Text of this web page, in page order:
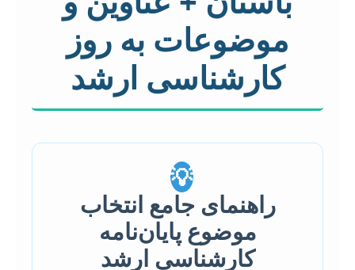
موضوعات به روز
کارشناسی ارشد
💡
راهنمای جامع انتخاب
موضوع پایان‌نامه
کارشناسی ارشد